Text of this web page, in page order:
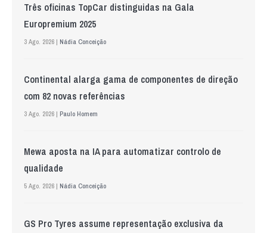
Três oficinas TopCar distinguidas na Gala
Europremium 2025
3 Ago. 2026 | Nádia Conceição
Continental alarga gama de componentes de direção
com 82 novas referências
3 Ago. 2026 | Paulo Homem
Mewa aposta na IA para automatizar controlo de
qualidade
5 Ago. 2026 | Nádia Conceição
GS Pro Tyres assume representação exclusiva da